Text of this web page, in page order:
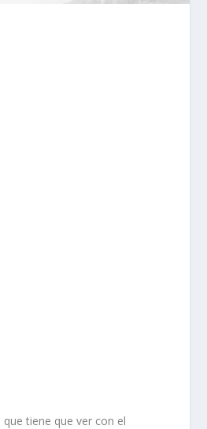
tiene que ver con el